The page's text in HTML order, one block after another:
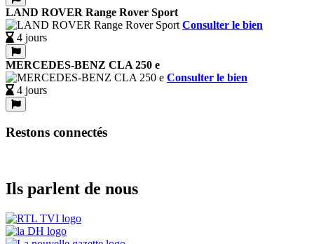
LAND ROVER Range Rover Sport
Consulter le bien
4 jours
MERCEDES-BENZ CLA 250 e
Consulter le bien
4 jours
Restons connectés
Ils parlent de nous